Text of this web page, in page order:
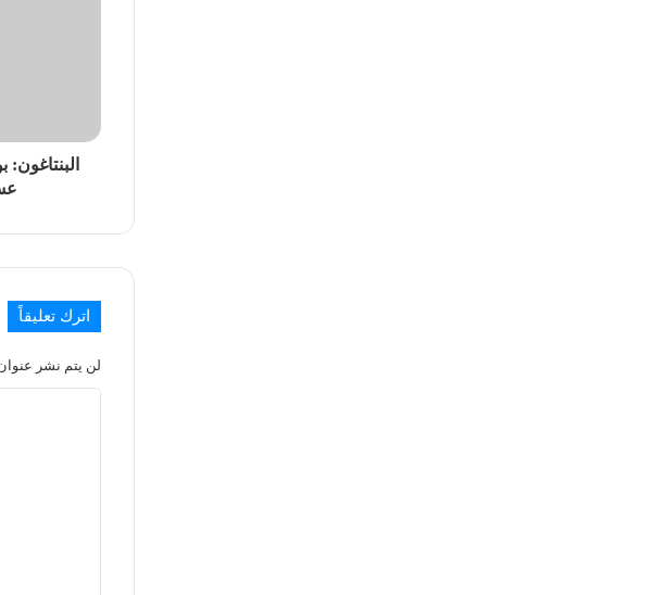
اترك تعليقاً
لن يتم نشر